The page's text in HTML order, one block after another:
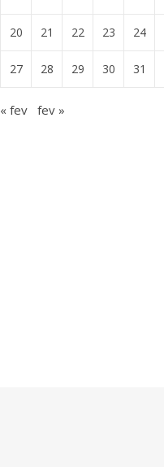
20 21 22 23 24
27 28 29 30 31
« fev fev »